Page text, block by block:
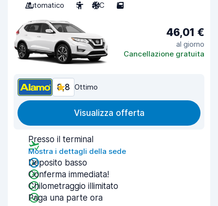
Automatico
5 A/C 5
46,01 €
al giorno
Cancellazione gratuita
8,8 Ottimo
Visualizza offerta
Presso il terminal
Mostra i dettagli della sede
Deposito basso
Conferma immediata!
Chilometraggio illimitato
Paga una parte ora